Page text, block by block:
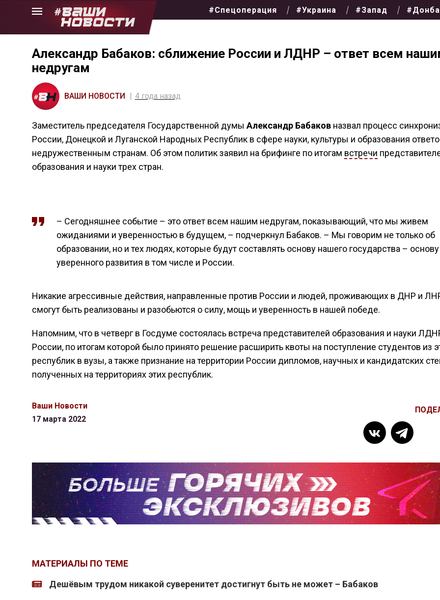
Skip
#Спецоперация #Украина #Запад
Александр Бабаков: сближение России и ЛДНР – ответ всем
недругам
ВАШИ НОВОСТИ 4 года назад
Заместитель председателя Государственной думы Александр Бабаковназвал процесс
России, Донецкой и Луганской Народных Республик в сфере науки, культуры и образования
недружественным странам. Об этом политик заявил на брифинге по итогам встречи
образования и науки трех стран.
– Сегодняшнее событие – это ответ всем нашим недругам, показывающий, что мы живем
ожиданиями и уверенностью в будущем, – подчеркнул Бабаков. – Мы говорим не только об
образовании, но и тех людях, которые будут составлять основу нашего государства – основу
уверенного развития в том числе и России.
Никакие агрессивные действия, направленные против России и людей, проживающих в ДНР и
смогут быть реализованы и разобьются о силу, мощь и уверенность в нашей победе.
Напомним, что в четверг в Госдуме состоялась встреча представителей образования и науки
России, по итогам которой было принято решение расширить квоты на поступление студентов из
республик в вузы, а также признание на территории России дипломов, научных и кандидатских
полученных на территориях этих республик.
Ваши Новости
17 марта 2022
МАТЕРИАЛЫ ПО ТЕМЕ
Дешёвым трудом никакой суверенитет достигнут быть не может – Бабаков